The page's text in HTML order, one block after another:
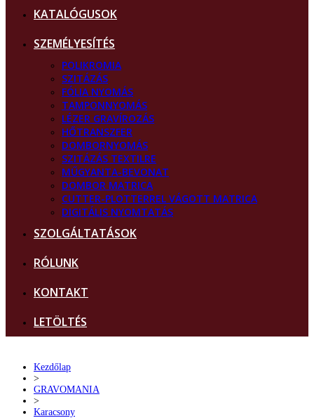
KATALÓGUSOK
SZEMÉLYESÍTÉS
POLIKROMIA
SZITÁZÁS
FÓLIA NYOMÁS
TAMPONNYOMÁS
LÉZER GRAVÍROZÁS
HŐTRANSZFER
DOMBORNYOMÁS
SZITÁZÁS TEXTILRE
MŰGYANTA-BEVONAT
DOMBOR MATRICA
CUTTER-PLOTTERREL VÁGOTT MATRICA
DIGITÁLIS NYOMTATÁS
SZOLGÁLTATÁSOK
RÓLUNK
KONTAKT
LETÖLTÉS
Kezdőlap
>
GRAVOMANIA
>
Karacsony